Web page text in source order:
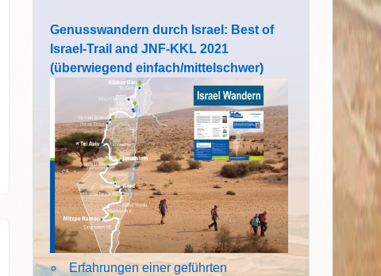
Genusswandern durch Israel: Best of
Israel-Trail and JNF-KKL 2021
(überwiegend einfach/mittelschwer)
Erfahrungen einer geführten